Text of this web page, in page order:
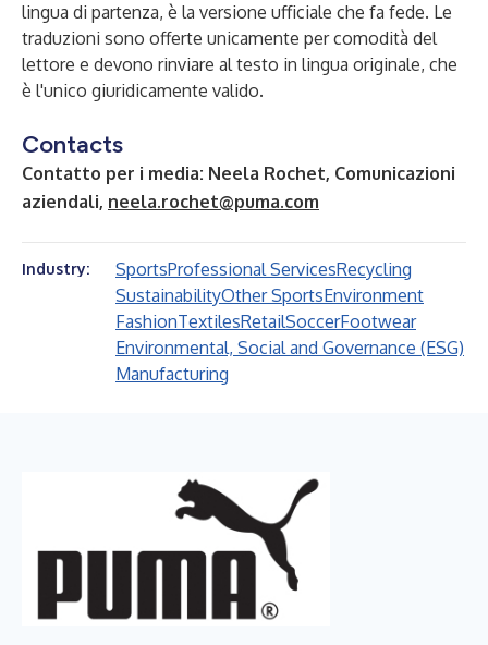
lingua di partenza, è la versione ufficiale che fa fede. Le
traduzioni sono offerte unicamente per comodità del
lettore e devono rinviare al testo in lingua originale, che
è l'unico giuridicamente valido.
Contacts
Contatto per i media: Neela Rochet, Comunicazioni
aziendali, neela.rochet@puma.com
Industry: SportsProfessional ServicesRecycling
SustainabilityOther SportsEnvironment
FashionTextilesRetailSoccerFootwear
Environmental, Social and Governance (ESG)
Manufacturing